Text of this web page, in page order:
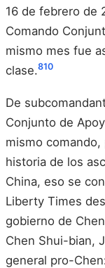
16 de febrero de
Comando
mismo mes fue
clase.810
De
Conjunto de
mismo
historia de los
China, eso se
Liberty Times
gobierno de
Chen Shui-bian,
general pro-